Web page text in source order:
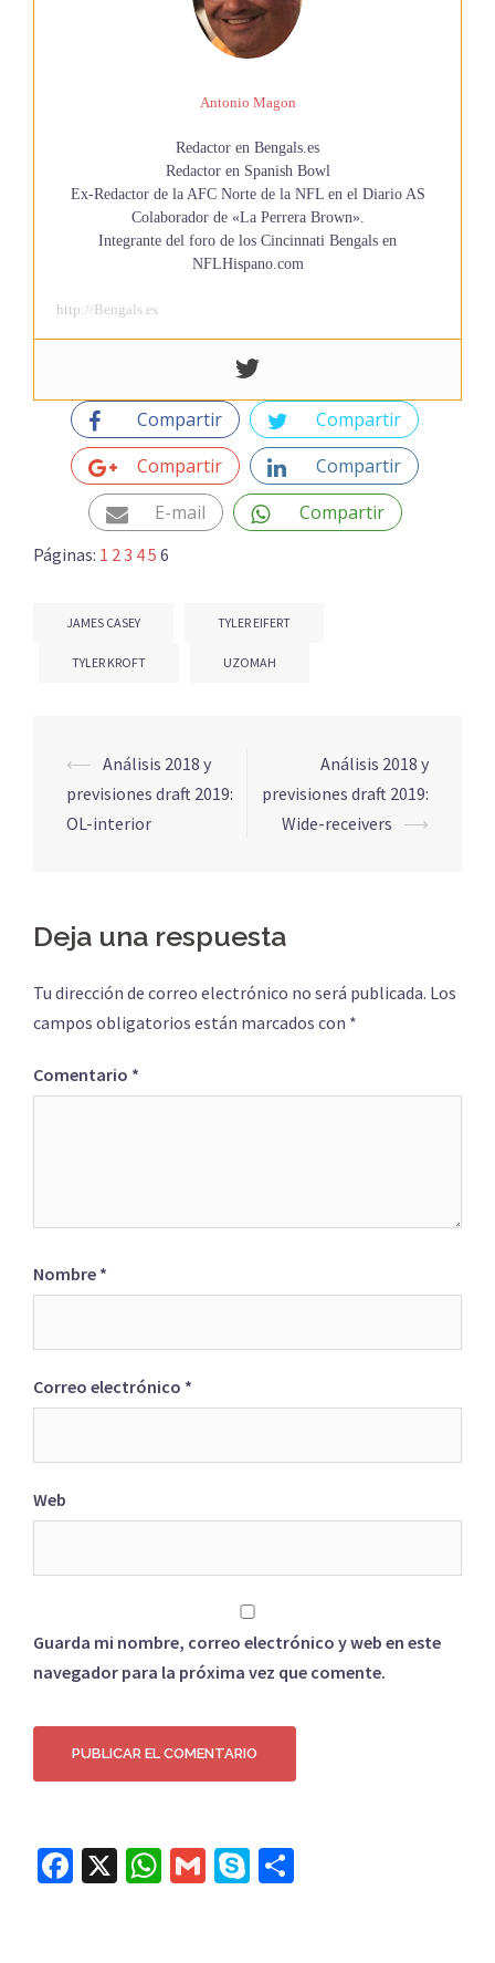
Antonio Magon
Redactor en Bengals.es
Redactor en Spanish Bowl
Ex-Redactor de la AFC Norte de la NFL en el Diario AS
Colaborador de «La Perrera Brown».
Integrante del foro de los Cincinnati Bengals en
NFLHispano.com
http://Bengals.es
Compartir
Compartir
Compartir
Compartir
E-mail
Compartir
Páginas: 1 23 45 6
JAMES CASEY TYLER EIFERT
TYLER KROFT UZOMAH
Navegación
de
entradas
⟵ Análisis 2018 y
previsiones draft 2019:
OL-interior
Análisis 2018 y
previsiones draft 2019:
Wide-receivers ⟶
Deja una respuesta
Tu dirección de correo electrónico no será publicada. Los
campos obligatorios están marcados con *
Comentario *
Nombre *
Correo electrónico *
Web
Guarda mi nombre, correo electrónico y web en este
navegador para la próxima vez que comente.
Facebook
X WhatsApp
Gmail
Skype